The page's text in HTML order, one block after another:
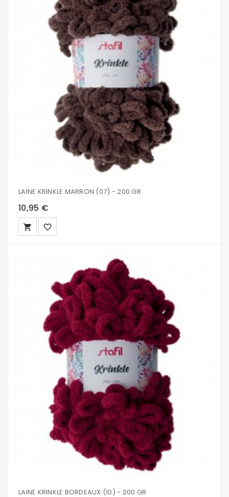
LAINE KRINKLE MARRON (07) - 200 GR
10,95 €
local_grocery_store favorite_border
LAINE KRINKLE BORDEAUX (10) - 200 GR